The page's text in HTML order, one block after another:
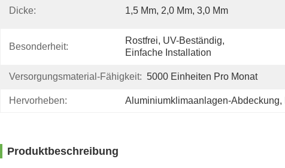
Dicke: 1,5 Mm, 2,0 Mm, 3,0 Mm
Besonderheit:
Rostfrei, UV-Beständig,
Einfache Installation
Versorgungsmaterial-Fähigkeit: 5000 Einheiten Pro Monat
Hervorheben: Aluminiumklimaanlagen-Abdeckung,
Produktbeschreibung